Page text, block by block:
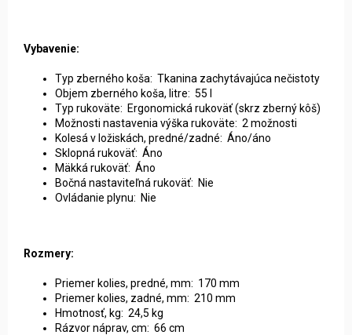
Vybavenie:
Typ zberného koša: Tkanina zachytávajúca nečistoty
Objem zberného koša, litre: 55 l
Typ rukoväte: Ergonomická rukoväť (skrz zberný kôš)
Možnosti nastavenia výška rukoväte: 2 možnosti
Kolesá v ložiskách, predné/zadné: Áno/áno
Sklopná rukoväť: Áno
Mäkká rukoväť: Áno
Bočná nastaviteľná rukoväť: Nie
Ovládanie plynu: Nie
Rozmery:
Priemer kolies, predné, mm: 170 mm
Priemer kolies, zadné, mm: 210 mm
Hmotnosť, kg: 24,5 kg
Rázvor náprav, cm: 66 cm